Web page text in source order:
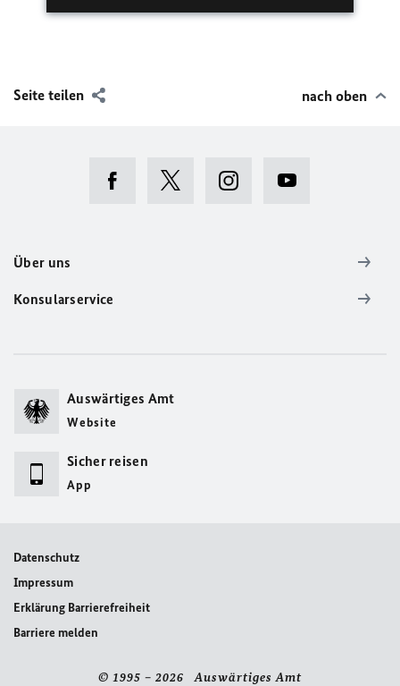
Seite teilen nach oben
Über uns
Konsularservice
Auswärtiges Amt
Website
Sicher reisen
App
Datenschutz
Impressum
Erklärung Barrierefreiheit
Barriere melden
© 1995 – 2026 Auswärtiges Amt